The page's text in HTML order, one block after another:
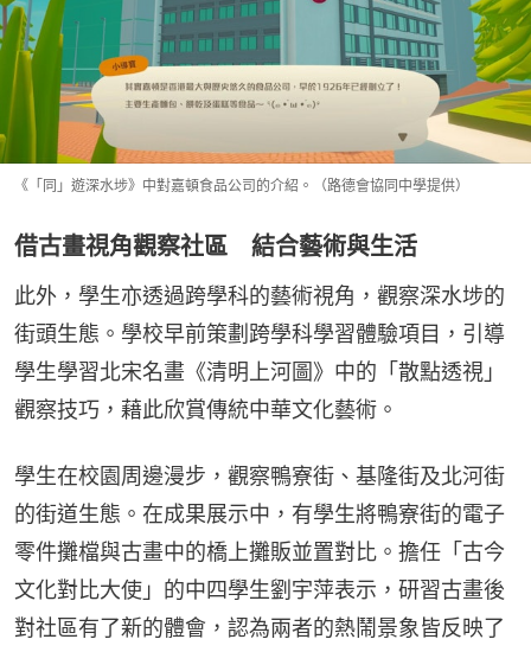
《「同」遊深水埗》中對嘉頓食品公司的介紹。（路德會協同中學提供）
借古畫視角觀察社區 結合藝術與生活
此外，學生亦透過跨學科的藝術視角，觀察深水埗的
街頭生態。學校早前策劃跨學科學習體驗項目，引導
學生學習北宋名畫《清明上河圖》中的「散點透視」
觀察技巧，藉此欣賞傳統中華文化藝術。
學生在校園周邊漫步，觀察鴨寮街、基隆街及北河街
的街道生態。在成果展示中，有學生將鴨寮街的電子
零件攤檔與古畫中的橋上攤販並置對比。擔任「古今
文化對比大使」的中四學生劉宇萍表示，研習古畫後
對社區有了新的體會，認為兩者的熱鬧景象皆反映了